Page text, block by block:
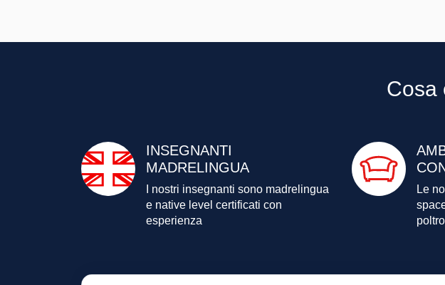
Cosa
INSEGNANTI
MADRELINGUA
I nostri insegnanti sono madrelingua
e native level certificati con
esperienza
Le